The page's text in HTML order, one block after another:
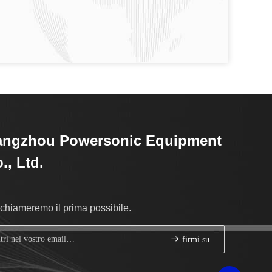
Powersonic Equipment
Ltd.
il prima possibile.
firmi su